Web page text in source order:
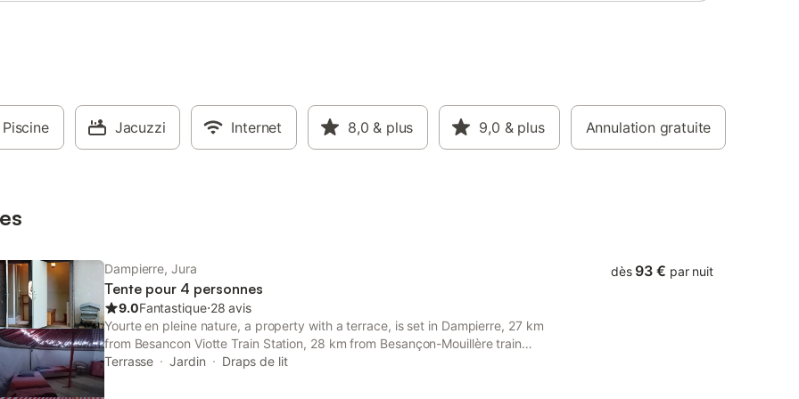
Piscine Jacuzzi Internet 8,0 & plus 9,0 & plus Annulation gratuite
Dampierre, Jura
Tente pour 4 personnes
9.0Fantastique⋅28 avis
Yourte en pleine nature, a property with a terrace, is set in Dampierre, 27 km
from Besancon Viotte Train Station, 28 km from Besançon-Mouillère train
station, as well as 39 km from Besançon Franche-Comté TGV train station.
Terrasse Jardin Draps de lit
dès 93 € par nuit